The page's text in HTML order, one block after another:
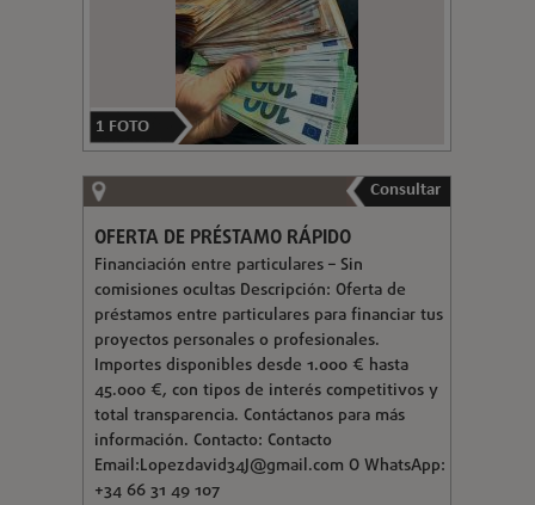
1 FOTO
Consultar
OFERTA DE PRÉSTAMO RÁPIDO
Financiación entre particulares – Sin
comisiones ocultas Descripción: Oferta de
préstamos entre particulares para financiar tus
proyectos personales o profesionales.
Importes disponibles desde 1.000 € hasta
45.000 €, con tipos de interés competitivos y
total transparencia. Contáctanos para más
información. Contacto: Contacto
Email:Lopezdavid34J@gmail.com O WhatsApp:
+34 66 31 49 107